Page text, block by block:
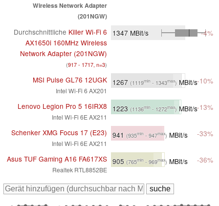
Wireless Network Adapter
(201NGW)
Durchschnittliche Killer Wi-Fi 6
AX1650i 160MHz Wireless
Network Adapter (201NGW)
(917 - 1717, n=3)
1347 MBit/s -4%
MSI Pulse GL76 12UGK
Intel Wi-Fi 6 AX201
1267 (1119min - 1343max) MBit/s-10%
Lenovo Legion Pro 5 16IRX8
Intel Wi-Fi 6E AX211
1223 (1136min - 1272max)MBit/s-13%
Schenker XMG Focus 17 (E23)
Intel Wi-Fi 6E AX211
941 (935min - 947max) MBit/s -33%
Asus TUF Gaming A16 FA617XS
Realtek RTL8852BE
905 (765min - 969max) MBit/s -36%